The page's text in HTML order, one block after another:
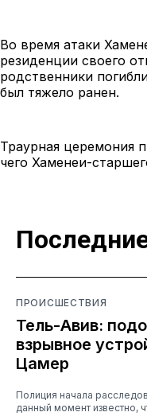
Во время атаки
резиденции своего
родственники
был тяжело ранен.
Траурная церемония
чего Хаменеи-
ПРОИСШЕСТВИЯ
Тель-Авив:
взрывное
Цамер
Полиция начала
данный момент известно,